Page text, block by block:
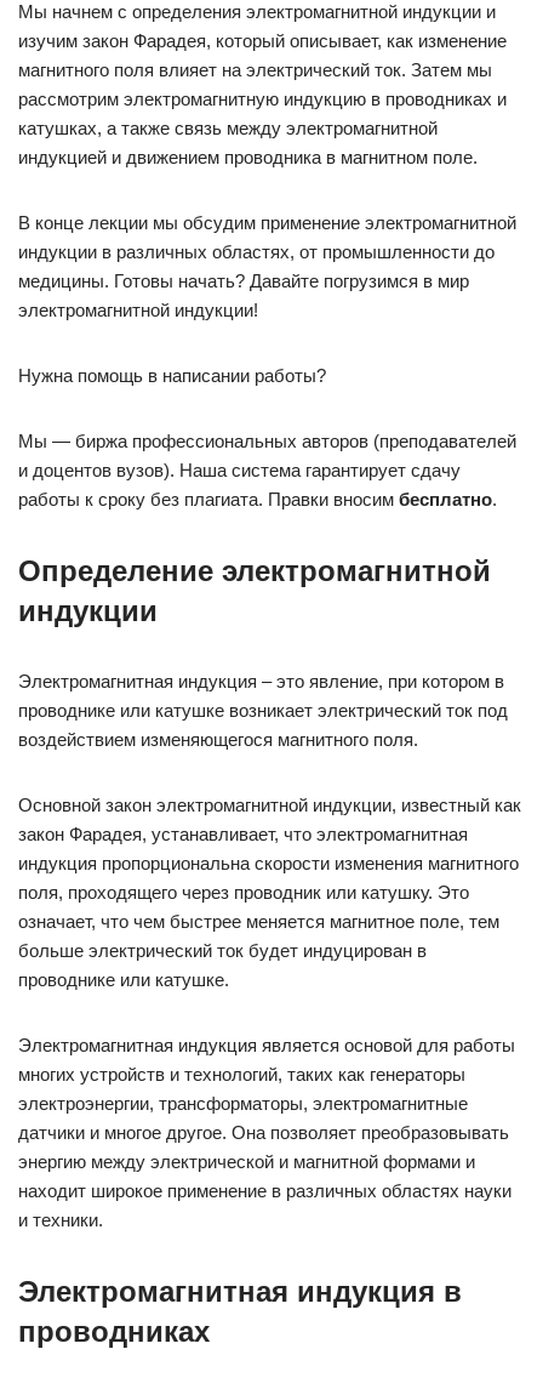
Мы начнем с определения электромагнитной индукции и
изучим закон Фарадея, который описывает, как изменение
магнитного поля влияет на электрический ток. Затем мы
рассмотрим электромагнитную индукцию в проводниках и
катушках, а также связь между электромагнитной
индукцией и движением проводника в магнитном поле.
В конце лекции мы обсудим применение электромагнитной
индукции в различных областях, от промышленности до
медицины. Готовы начать? Давайте погрузимся в мир
электромагнитной индукции!
Нужна помощь в написании работы?
Мы — биржа профессиональных авторов (преподавателей
и доцентов вузов). Наша система гарантирует сдачу
работы к сроку без плагиата. Правки вносим бесплатно.
Определение электромагнитной
индукции
Электромагнитная индукция – это явление, при котором в
проводнике или катушке возникает электрический ток под
воздействием изменяющегося магнитного поля.
Основной закон электромагнитной индукции, известный как
закон Фарадея, устанавливает, что электромагнитная
индукция пропорциональна скорости изменения магнитного
поля, проходящего через проводник или катушку. Это
означает, что чем быстрее меняется магнитное поле, тем
больше электрический ток будет индуцирован в
проводнике или катушке.
Электромагнитная индукция является основой для работы
многих устройств и технологий, таких как генераторы
электроэнергии, трансформаторы, электромагнитные
датчики и многое другое. Она позволяет преобразовывать
энергию между электрической и магнитной формами и
находит широкое применение в различных областях науки
и техники.
Электромагнитная индукция в
проводниках